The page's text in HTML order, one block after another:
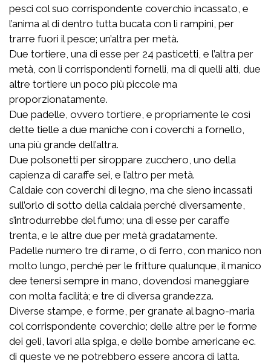
pesci col suo corrispondente coverchio incassato, e
l’anima al di dentro tutta bucata con li rampini, per
trarre fuori il pesce; un’altra per metà.
Due tortiere, una di esse per 24 pasticetti, e l’altra per
metà, con li corrispondenti fornelli, ma di quelli alti, due
altre tortiere un poco più piccole ma
proporzionatamente.
Due padelle, ovvero tortiere, e propriamente le così
dette tielle a due maniche con i coverchi a fornello,
una più grande dell’altra.
Due polsonetti per siroppare zucchero, uno della
capienza di caraffe sei, e l’altro per metà.
Caldaie con coverchi di legno, ma che sieno incassati
sull’orlo di sotto della caldaia perché diversamente,
s’introdurrebbe del fumo; una di esse per caraffe
trenta, e le altre due per metà gradatamente.
Padelle numero tre di rame, o di ferro, con manico non
molto lungo, perché per le fritture qualunque, il manico
dee tenersi sempre in mano, dovendosi maneggiare
con molta facilità; e tre di diversa grandezza.
Diverse stampe, e forme, per granate al bagno-maria
col corrispondente coverchio; delle altre per le forme
dei geli, lavori alla spiga, e delle bombe americane ec.
di queste ve ne potrebbero essere ancora di latta.